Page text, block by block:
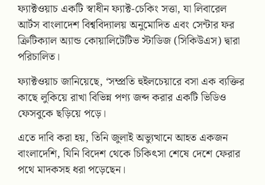
ফ্যাক্টওয়াচ একটি স্বাধীন ফ্যাক্ট-চেকিং সত্তা, যা লিবারেল
আর্টস বাংলাদেশ বিশ্ববিদ্যালয় অনুমোদিত এবং সেন্টার ফর
ক্রিটিক্যাল অ্যান্ড কোয়ালিটেটিভ স্টাডিজ (সিকিউএস) দ্বারা
পরিচালিত।
ফ্যাক্টওয়াচ জানিয়েছে, ‘সম্প্রতি হুইলচেয়ারে বসা এক ব্যক্তির
কাছে লুকিয়ে রাখা বিভিন্ন পণ্য জব্দ করার একটি ভিডিও
ফেসবুকে ছড়িয়ে পড়ে।
এতে দাবি করা হয়, তিনি জুলাই অভ্যুত্থানে আহত একজন
বাংলাদেশি, যিনি বিদেশ থেকে চিকিৎসা শেষে দেশে ফেরার
পথে মাদকসহ ধরা পড়েছেন।